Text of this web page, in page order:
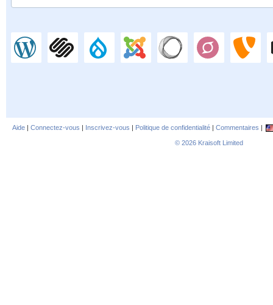
Aide | Connectez-vous | Inscrivez-vous | Politique de confidentialité | Commentaires |
© 2026 Kraisoft Limited